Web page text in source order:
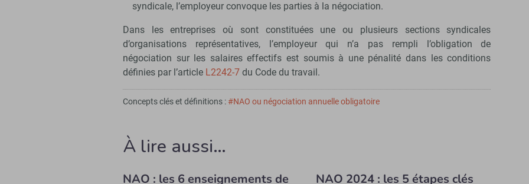
syndicale, l’employeur convoque les parties à la négociation.
Dans les entreprises où sont constituées une ou plusieurs sections syndicales
d’organisations représentatives, l’employeur qui n’a pas rempli l’obligation de
négociation sur les salaires effectifs est soumis à une pénalité dans les conditions
définies par l’article L2242-7 du Code du travail.
Concepts clés et définitions :#NAO ou négociation annuelle obligatoire
À lire aussi…
NAO : les 6 enseignements de
NAO 2024 : les 5 étapes clés